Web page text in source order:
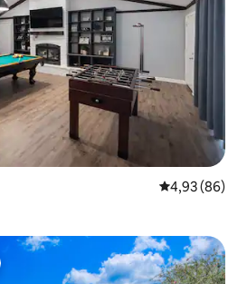
Gemiddelde
4,93 (86)